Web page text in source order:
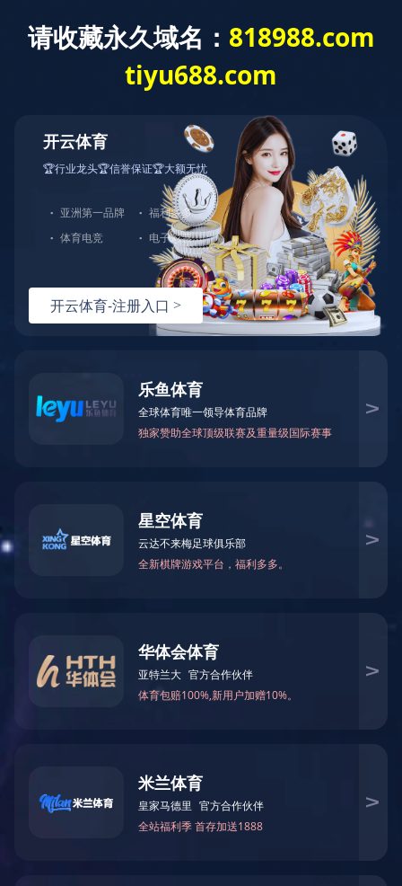
万搏在线
万搏在线 产品展示 染色机